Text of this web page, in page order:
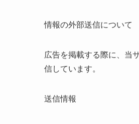
情報の外部送信について
広告を掲載する際に、当
信しています。
送信情報